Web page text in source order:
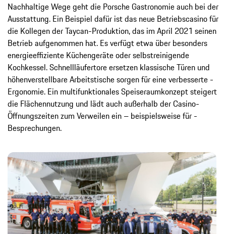
Nachhaltige Wege geht die Porsche Gastronomie auch bei der
Ausstattung. Ein Beispiel dafür ist das neue Betriebscasino für
die Kollegen der Taycan-Produktion, das im April 2021 seinen
Betrieb aufgenommen hat. Es verfügt etwa über besonders
energie­effiziente Küchengeräte oder selbstreinigende
Kochkessel. Schnellläufertore ersetzen ­klassische Türen und
höhenverstellbare Arbeitstische sorgen für eine verbesserte ­
Ergonomie. Ein multifunktionales Speiseraumkonzept steigert
die Flächennutzung und lädt auch außerhalb der Casino-
Öffnungszeiten zum Verweilen ein – beispielsweise für ­
Besprechungen.